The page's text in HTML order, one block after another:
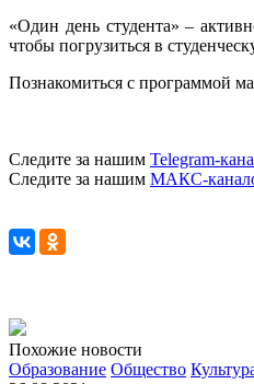
«Один день студента» –
чтобы погрузиться в
Познакомиться с программой
Следите за нашим Telegram-
Следите за нашим МАКС-
Похожие новости
Образование Общество